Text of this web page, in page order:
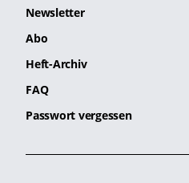
Newsletter
Abo
Heft-Archiv
FAQ
Passwort vergessen